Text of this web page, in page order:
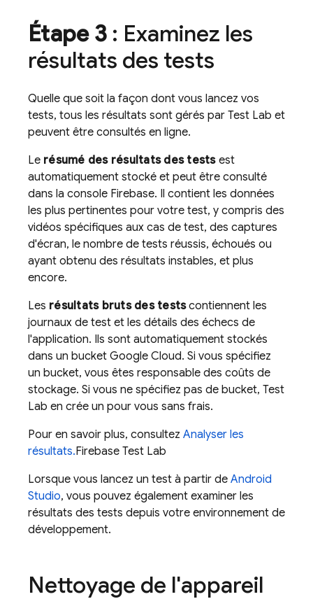
Étape 3: Examinez les
résultats des tests
Quelle que soit la façon dont vous lancez vos
tests, tous les résultats sont gérés par Test Lab et
peuvent être consultés en ligne.
Le résumé des résultats des testsest
automatiquement stocké et peut être consulté
dans la console Firebase. Il contient les données
les plus pertinentes pour votre test, y compris des
vidéos spécifiques aux cas de test, des captures
d'écran, le nombre de tests réussis, échoués ou
ayant obtenu des résultats instables, et plus
encore.
Les résultats bruts des testscontiennent les
journaux de test et les détails des échecs de
l'application. Ils sont automatiquement stockés
dans un bucket Google Cloud. Si vous spécifiez
un bucket, vous êtes responsable des coûts de
stockage. Si vous ne spécifiez pas de bucket, Test
Lab en crée un pour vous sans frais.
Pour en savoir plus, consultez Analyser les
résultats.Firebase Test Lab
Lorsque vous lancez un test à partir de Android
Studio, vous pouvez également examiner les
résultats des tests depuis votre environnement de
développement.
Nettoyage de l'appareil